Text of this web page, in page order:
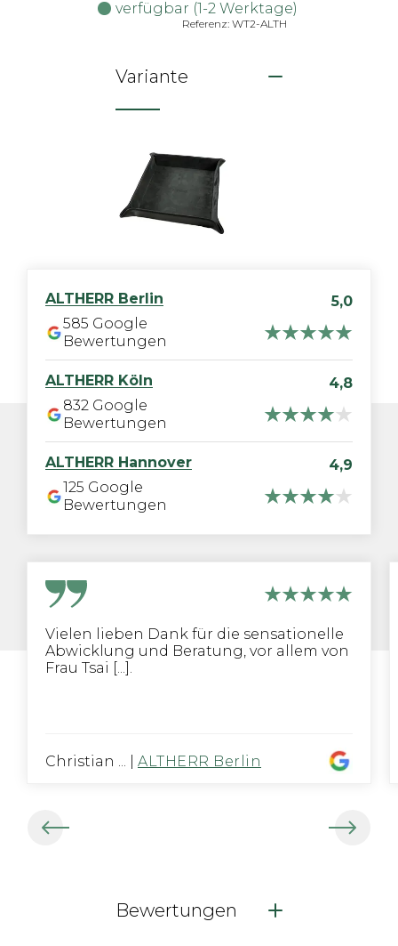
verfügbar (1-2 Werktage)
Referenz: WT2-ALTH
Variante
ALTHERR Berlin
5,0
585 Google
Bewertungen
ALTHERR Köln
4,8
832 Google
Bewertungen
ALTHERR Hannover
4,9
125 Google
Bewertungen
Vielen lieben Dank für die sensationelle
Abwicklung und Beratung, vor allem von
Frau Tsai [...].
Christian ... ALTHERR Berlin
Bewertungen